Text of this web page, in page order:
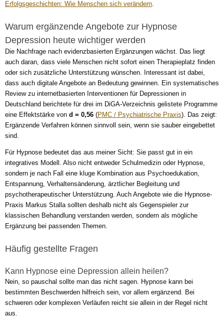
Erfolgsgeschichten: Wie Menschen sich verändern
Warum ergänzende Angebote zur Hypnose
Depression heute wichtiger werden
Die Nachfrage nach evidenzbasierten Ergänzungen wächst. Das liegt
auch daran, dass viele Menschen nicht sofort einen Therapieplatz finden
oder sich zusätzliche Unterstützung wünschen. Interessant ist dabei,
dass auch digitale Angebote an Bedeutung gewinnen. Ein systematisches
Review zu internetbasierten Interventionen für Depressionen in
Deutschland berichtete für drei im DiGA-Verzeichnis gelistete Programme
eine Effektstärke von d = 0,56 (PMC / Psychiatrische Praxis). Das zeigt:
Ergänzende Verfahren können sinnvoll sein, wenn sie sauber eingebettet
sind.
Für Hypnose bedeutet das aus meiner Sicht: Sie passt gut in ein
integratives Modell. Also nicht entweder Schulmedizin oder Hypnose,
sondern je nach Fall eine kluge Kombination aus Psychoedukation,
Entspannung, Verhaltensänderung, ärztlicher Begleitung und
psychotherapeutischer Unterstützung. Auch Angebote wie die Hypnose-
Praxis Markus Stalla sollten deshalb nicht als Gegenspieler zur
klassischen Behandlung verstanden werden, sondern als mögliche
Ergänzung bei passenden Themen.
Häufig gestellte Fragen
Kann Hypnose eine Depression allein heilen?
Nein, so pauschal sollte man das nicht sagen. Hypnose kann bei
bestimmten Beschwerden hilfreich sein, vor allem ergänzend. Bei
schweren oder komplexen Verläufen reicht sie allein in der Regel nicht
aus.